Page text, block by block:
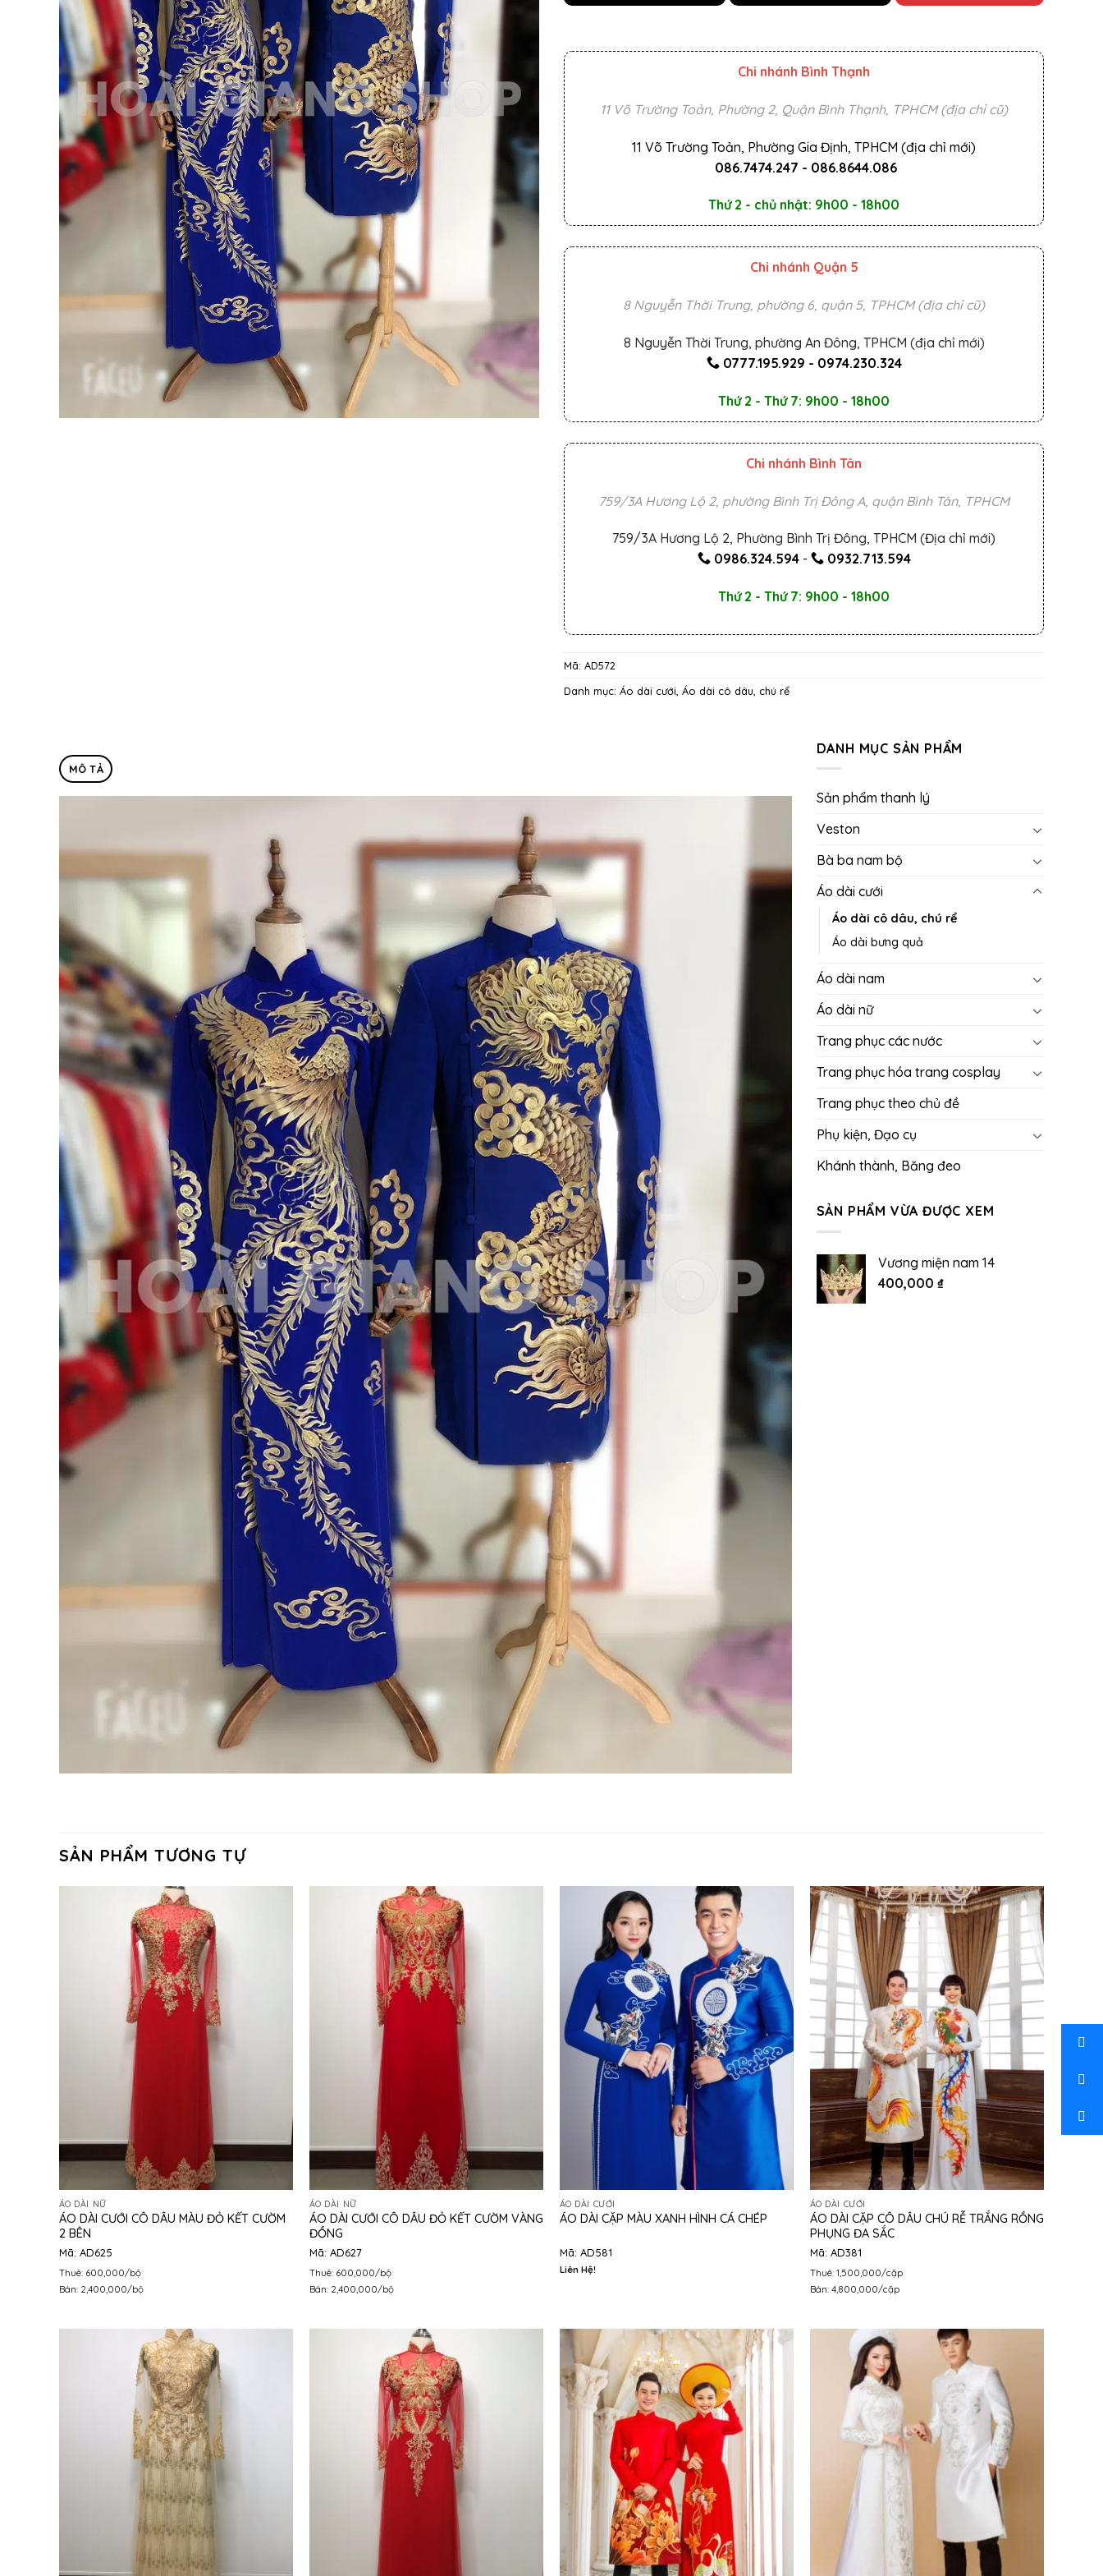
Chi nhánh Bình Thạnh
11 Võ Trường Toản, Phường 2, Quận Bình Thạnh, TPHCM (địa chỉ cũ)
11 Võ Trường Toản, Phường Gia Định, TPHCM (địa chỉ mới)
086.7474.247 - 086.8644.086
Thứ 2 - chủ nhật: 9h00 - 18h00
Chi nhánh Quận 5
8 Nguyễn Thời Trung, phường 6, quận 5, TPHCM (địa chỉ cũ)
8 Nguyễn Thời Trung, phường An Đông, TPHCM (địa chỉ mới)
0777.195.929 - 0974.230.324
Thứ 2 - Thứ 7: 9h00 - 18h00
Chi nhánh Bình Tân
759/3A Hương Lộ 2, phường Bình Trị Đông A, quận Bình Tân, TPHCM
759/3A Hương Lộ 2, Phường Bình Trị Đông, TPHCM (Địa chỉ mới)
0986.324.594- 0932.713.594
Thứ 2 - Thứ 7: 9h00 - 18h00
Mã: AD572
Danh mục: Áo dài cưới Áo dài cô dâu, chú rể
MÔ TẢ
DANH MỤC SẢN PHẨM
Sản phẩm thanh lý
Veston
Bà ba nam bộ
Áo dài cưới
Áo dài cô dâu, chú rể
Áo dài bưng quả
Áo dài nam
Áo dài nữ
Trang phục các nước
Trang phục hóa trang cosplay
Trang phục theo chủ đề
Phụ kiện, Đạo cụ
Khánh thành, Băng đeo
SẢN PHẨM VỪA ĐƯỢC XEM
Vương miện nam 14
400,000 ₫
SẢN PHẨM TƯƠNG TỰ
ÁO DÀI NỮ
ÁO DÀI CƯỚI CÔ DÂU MÀU ĐỎ KẾT CƯỜM
2 BÊN
Mã: AD625
Thuê: 600,000/bộ
Bán: 2,400,000/bộ
ÁO DÀI NỮ
ÁO DÀI CƯỚI CÔ DÂU ĐỎ KẾT CƯỜM VÀNG
ĐỒNG
Mã: AD627
Thuê: 600,000/bộ
Bán: 2,400,000/bộ
ÁO DÀI CƯỚI
ÁO DÀI CẶP MÀU XANH HÌNH CÁ CHÉP
Mã: AD581
Liên Hệ!
ÁO DÀI CƯỚI
ÁO DÀI CẶP CÔ DÂU CHÚ RỄ TRẮNG RỒNG
PHỤNG ĐA SẮC
Mã: AD381
Thuê: 1,500,000/cặp
Bán: 4,800,000/cặp